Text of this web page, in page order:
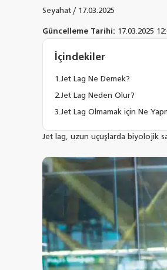
Seyahat / 17.03.2025
Güncelleme Tarihi: 17.03.2025
Jet lag, uzun uçuşlarda biyolojik
İçindekiler
Jet Lag Ne Demek?
Jet Lag Neden Olur?
Jet Lag Olmamak için Ne